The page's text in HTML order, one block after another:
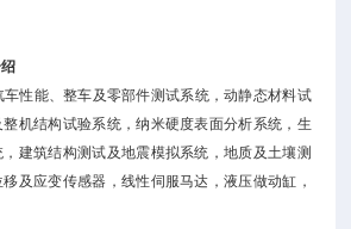
车性能、整车及零部件测试系统，动静态材料试
机结构试验系统，纳米硬度表面分析系统，生
建筑结构测试及地震模拟系统，地质及土壤测
及应变传感器，线性伺服马达，液压做动缸，